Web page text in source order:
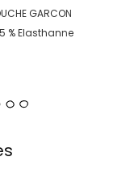
GARCON
% Elasthanne